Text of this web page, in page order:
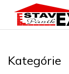
Kategórie